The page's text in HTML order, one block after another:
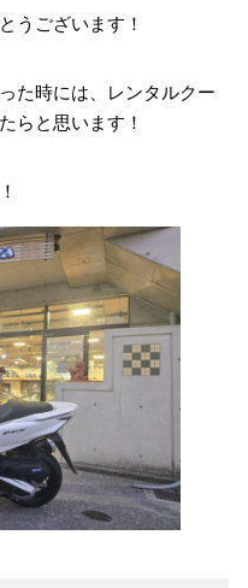
うございます！
た時には、レンタルクー
らと思います！